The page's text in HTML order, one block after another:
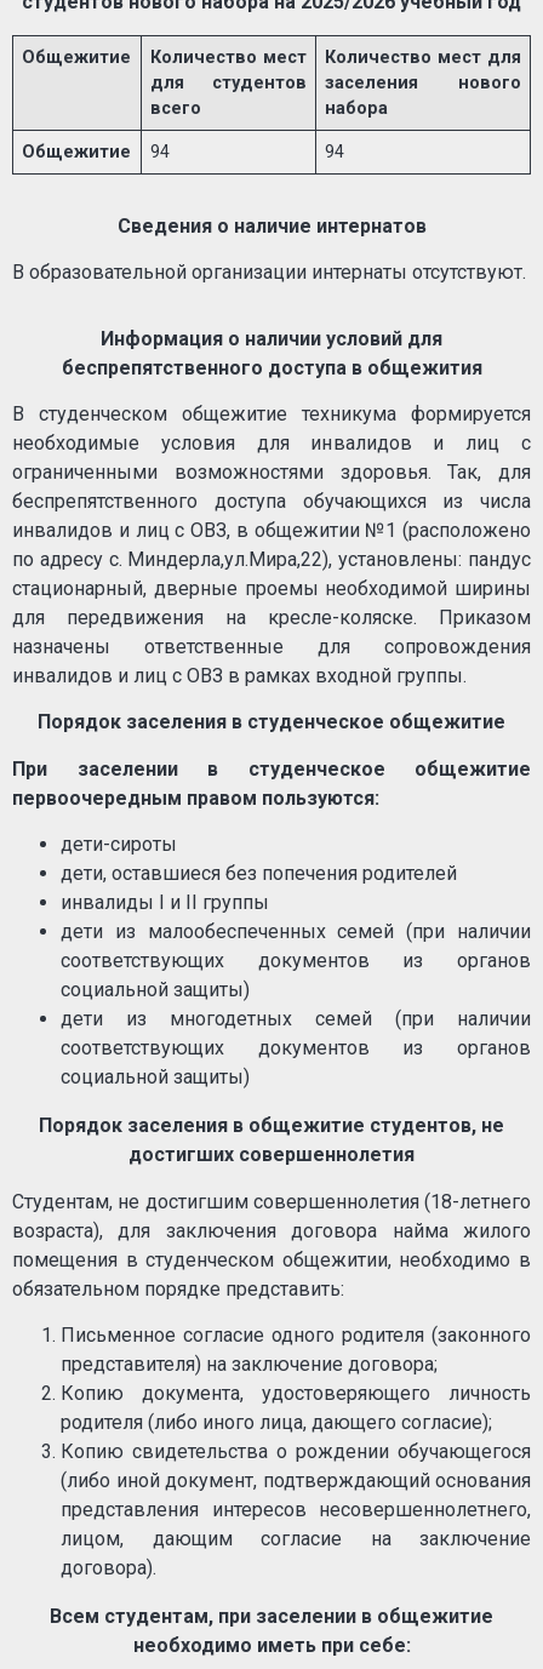
Общежитие
Количество мест
для студентов
всего
Количество мест для
заселения нового
набора
Общежитие 94 94
Сведения о наличие интернатов
В образовательной организации интернаты отсутствуют.
Информация о наличии условий для
беспрепятственного доступа в общежития
В студенческом общежитие техникума формируется
необходимые условия для инвалидов и лиц с
ограниченными возможностями здоровья. Так, для
беспрепятственного доступа обучающихся из числа
инвалидов и лиц с ОВЗ, в общежитии №1 (расположено
по адресу с. Миндерла,ул.Мира,22), установлены: пандус
стационарный, дверные проемы необходимой ширины
для передвижения на кресле-коляске. Приказом
назначены ответственные для сопровождения
инвалидов и лиц с ОВЗ в рамках входной группы.
Порядок заселения в студенческое общежитие
При заселении в студенческое общежитие
первоочередным правом пользуются:
дети-сироты
дети, оставшиеся без попечения родителей
инвалиды I и II группы
дети из малообеспеченных семей (при наличии
соответствующих документов из органов
социальной защиты)
дети из многодетных семей (при наличии
соответствующих документов из органов
социальной защиты)
Порядок заселения в общежитие студентов, не
достигших совершеннолетия
Студентам, не достигшим совершеннолетия (18-летнего
возраста), для заключения договора найма жилого
помещения в студенческом общежитии, необходимо в
обязательном порядке представить:
Письменное согласие одного родителя (законного
представителя) на заключение договора;
Копию документа, удостоверяющего личность
родителя (либо иного лица, дающего согласие);
Копию свидетельства о рождении обучающегося
(либо иной документ, подтверждающий основания
представления интересов несовершеннолетнего,
лицом, дающим согласие на заключение
договора).
Всем студентам, при заселении в общежитие
необходимо иметь при себе: